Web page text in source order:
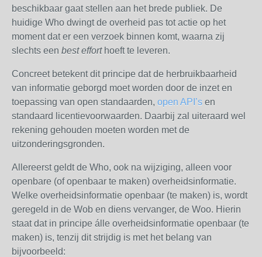
beschikbaar gaat stellen aan het brede publiek. De
huidige Who dwingt de overheid pas tot actie op het
moment dat er een verzoek binnen komt, waarna zij
slechts een best efforthoeft te leveren.
Concreet betekent dit principe dat de herbruikbaarheid
van informatie geborgd moet worden door de inzet en
toepassing van open standaarden, open API’s en
standaard licentievoorwaarden. Daarbij zal uiteraard wel
rekening gehouden moeten worden met de
uitzonderingsgronden.
Allereerst geldt de Who, ook na wijziging, alleen voor
openbare (of openbaar te maken) overheidsinformatie.
Welke overheidsinformatie openbaar (te maken) is, wordt
geregeld in de Wob en diens vervanger, de Woo. Hierin
staat dat in principe álle overheidsinformatie openbaar (te
maken) is, tenzij dit strijdig is met het belang van
bijvoorbeeld: